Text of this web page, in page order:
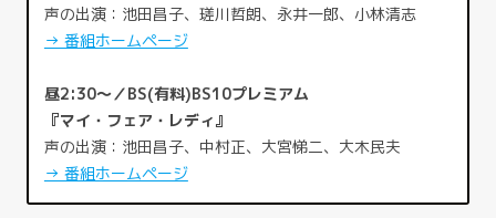
声の出演：池田昌子、瑳川哲朗、永井一郎、小林清志
→ 番組ホームページ
昼2:30～／BS(有料)BS10プレミアム
『マイ・フェア・レディ』
声の出演：池田昌子、中村正、大宮悌二、大木民夫
→ 番組ホームページ